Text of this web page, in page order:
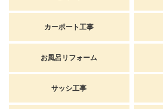
カーポート工事
お風呂リフォーム
サッシ工事